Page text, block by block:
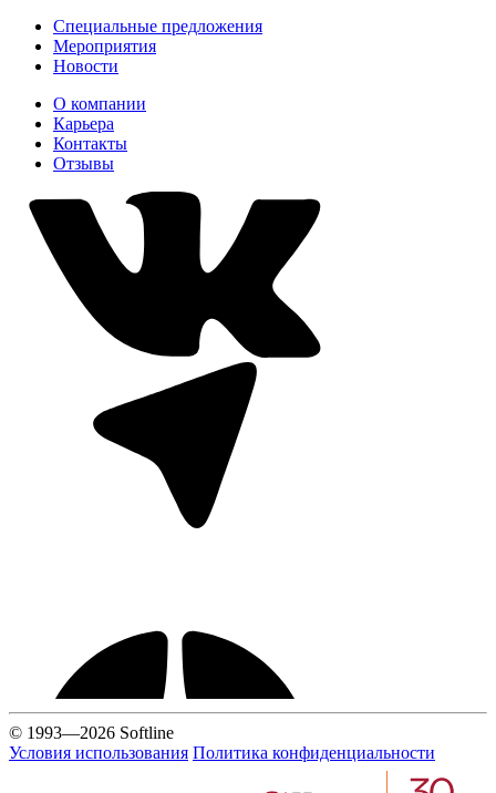
Специальные предложения
Мероприятия
Новости
О компании
Карьера
Контакты
Отзывы
© 1993—2026 Softline
Условия использования Политика конфиденциальности